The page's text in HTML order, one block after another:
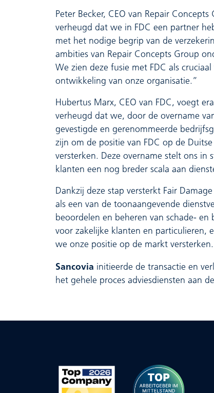
Peter Becker, CEO van Repair
verheugd dat we in FDC een partner
met het nodige begrip van de
ambities van Repair Concepts Group
We zien deze fusie met FDC als
ontwikkeling van onze organisatie.”
Hubertus Marx, CEO van FDC, voegt
verheugd dat we, door de overname
gevestigde en gerenommeerde
zijn om de positie van FDC op de
versterken. Deze overname stelt ons in
klanten een nog breder scala aan
Dankzij deze stap versterkt Fair
als een van de toonaangevende
beoordelen en beheren van schade- en
voor zakelijke klanten en particulieren,
we onze positie op de markt versterken.
Sancovia initieerde de transactie en
het gehele proces adviesdiensten aan